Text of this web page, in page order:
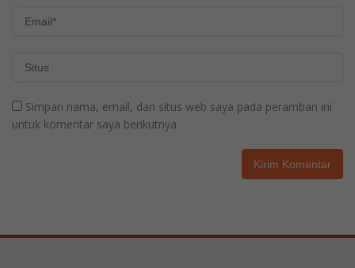
Simpan nama, email, dan situs web saya pada peramban ini
untuk komentar saya berikutnya.